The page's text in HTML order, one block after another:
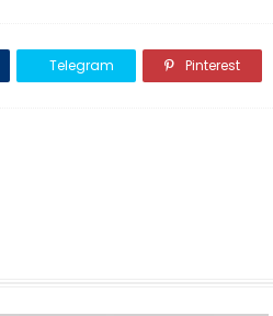
Telegram Pinterest